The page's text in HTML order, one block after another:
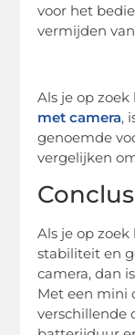
voor het
vermijden
Als je op
met camera,
genoemde
vergelijken
Als je op
stabiliteit en
camera, dan
Met een mini
verschillende